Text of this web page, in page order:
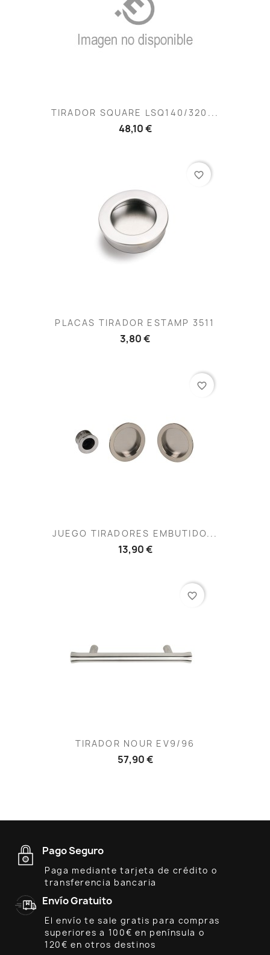
TIRADOR SQUARE LSQ140/320...
48,10 €
PLACAS TIRADOR ESTAMP 3511
3,80 €
favorite_border
JUEGO TIRADORES EMBUTIDO...
13,90 €
favorite_border
TIRADOR NOUR EV9/96
57,90 €
favorite_border
Pago Seguro
Paga mediante tarjeta de crédito o
transferencia bancaria
Envío Gratuito
El envío te sale gratis para compras
superiores a 100€ en península o
120€ en otros destinos